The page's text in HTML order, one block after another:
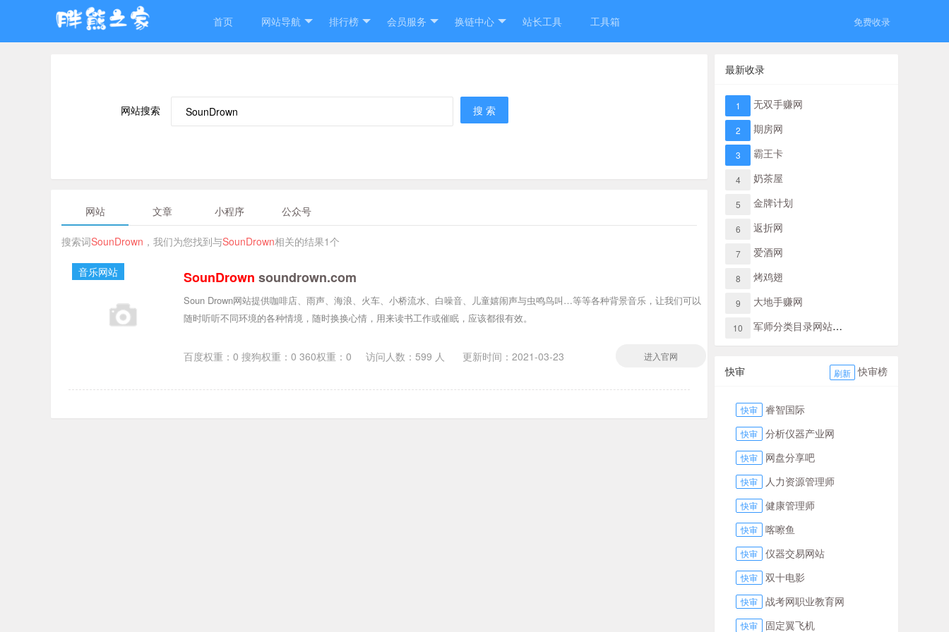
首页 网站导航 排行榜 会员服务 换链中心 站长工具 工具箱 免费收录
网站搜索 搜 索
网站 文章 小程序 公众号
搜索词SounDrown ，我们为您找到与SounDrown相关的结果1个
音乐网站 SounDrown soundrown.com
Soun Drown网站提供咖啡店、雨声、海浪、火车、小桥流水、白噪音、儿童嬉闹声与虫鸣鸟叫…等等各种背景音乐，让我们可以
随时听听不同环境的各种情境，随时换换心情，用来读书工作或催眠，应该都很有效。
百度权重：0 搜狗权重：0 360权重：0 访问人数： 599 人 更新时间： 2021-03-23 进入官网
最新收录
1 无双手赚网
2 期房网
3 霸王卡
4 奶茶屋
5 金牌计划
6 返折网
7 爱酒网
8 烤鸡翅
9 大地手赚网
10 军师分类目录网站导航
快审 刷新 快审榜
快审 睿智国际
快审 分析仪器产业网
快审 网盘分享吧
快审 人力资源管理师
快审 健康管理师
快审 喀嚓鱼
快审 仪器交易网站
快审 双十电影
快审 战考网职业教育网
快审 固定翼飞机